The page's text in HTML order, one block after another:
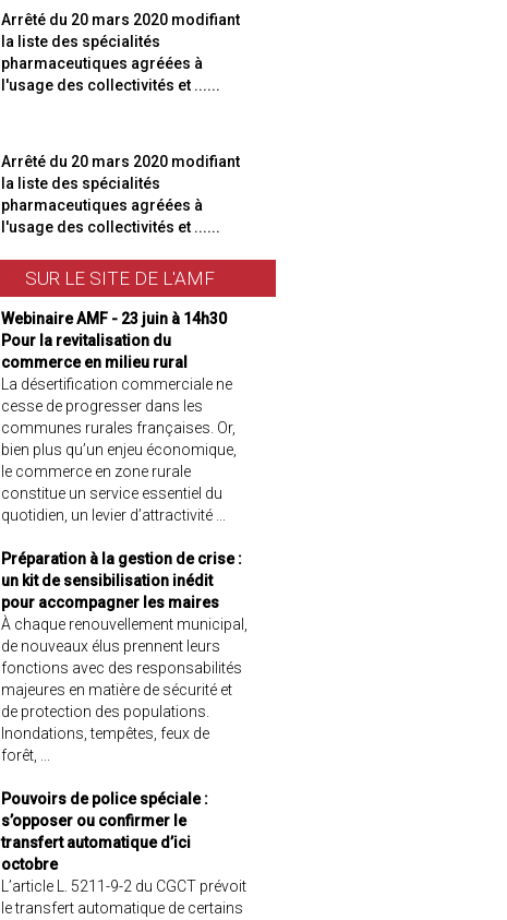
Arrêté du 20 mars 2020 modifiant
la liste des spécialités
pharmaceutiques agréées à
l'usage des collectivités et ......
Arrêté du 20 mars 2020 modifiant
la liste des spécialités
pharmaceutiques agréées à
l'usage des collectivités et ......
SUR LE SITE DE L'AMF
Webinaire AMF - 23 juin à 14h30
Pour la revitalisation du
commerce en milieu rural
La désertification commerciale ne
cesse de progresser dans les
communes rurales françaises. Or,
bien plus qu’un enjeu économique,
le commerce en zone rurale
constitue un service essentiel du
quotidien, un levier d’attractivité ...
Préparation à la gestion de crise :
un kit de sensibilisation inédit
pour accompagner les maires
À chaque renouvellement municipal,
de nouveaux élus prennent leurs
fonctions avec des responsabilités
majeures en matière de sécurité et
de protection des populations.
Inondations, tempêtes, feux de
forêt, ...
Pouvoirs de police spéciale :
s’opposer ou confirmer le
transfert automatique d’ici
octobre
L’article L. 5211-9-2 du CGCT prévoit
le transfert automatique de certains